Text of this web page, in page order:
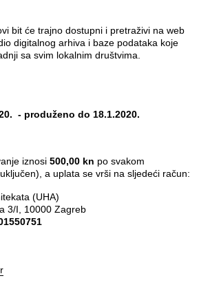
bit će trajno dostupni i pretraživi na web
digitalnog arhiva i baze podataka koje
sa svim lokalnim društvima.
- produženo do 18.1.2020.
iznosi 500,00 kn po svakom
a uplata se vrši na sljedeći račun:
(UHA)
3/I, 10000 Zagreb